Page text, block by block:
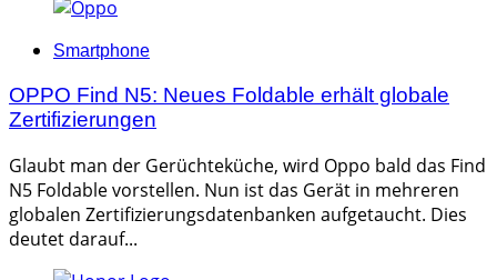
Categories
Smartphone
OPPO Find N5: Neues Foldable erhält globale
Zertifizierungen
Glaubt man der Gerüchteküche, wird Oppo bald das Find
N5 Foldable vorstellen. Nun ist das Gerät in mehreren
globalen Zertifizierungsdatenbanken aufgetaucht. Dies
deutet darauf...